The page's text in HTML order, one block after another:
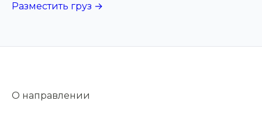
Разместить груз →
О направлении